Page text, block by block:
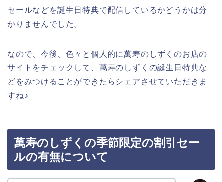
セールなどを誕生日特典で配信しているかどうかは分
かりませんでした。
なので、今後、色々と個人的に萬寿のしずくのお店の
サイトをチェックして、萬寿のしずくの誕生日特典な
どをみつけることができたらシェアさせていただきま
すね♪
萬寿のしずくの季節限定の割引セー
ルの有無について